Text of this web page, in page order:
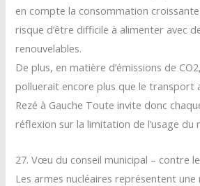
en compte la consommation
risque d’être difficile à alimenter avec
renouvelables.
De plus, en matière d’émissions de
polluerait encore plus que le transport
Rezé à Gauche Toute invite donc
réflexion sur la limitation de l’usage du
27. Vœu du conseil municipal – contre
Les armes nucléaires représentent une